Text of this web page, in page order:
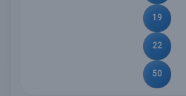
19
22
50